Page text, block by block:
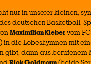
nur in unserer kleinen,
deutschen Basketball-
Maximilian Klebervom
die Lobeshymnen mit
gibt, dann aus berufenem
Rick Goldmann(beide